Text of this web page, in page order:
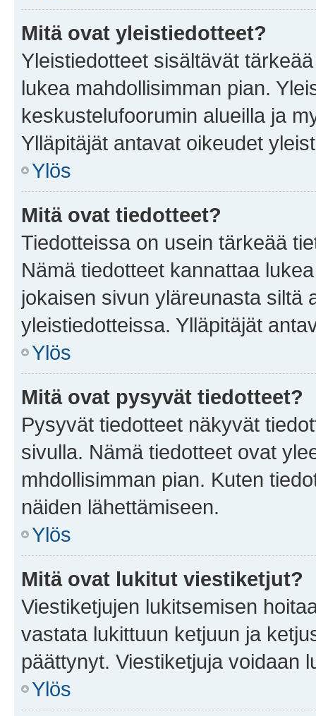
Mitä ovat yleistiedotteet?
Yleistiedotteet sisältävät
lukea mahdollisimman pian.
keskustelufoorumin alueilla ja
Ylläpitäjät antavat oikeudet
Ylös
Mitä ovat tiedotteet?
Tiedotteissa on usein tärkeää
Nämä tiedotteet kannattaa
jokaisen sivun yläreunasta siltä
yleistiedotteissa. Ylläpitäjät
Ylös
Mitä ovat pysyvät tiedotteet?
Pysyvät tiedotteet näkyvät
sivulla. Nämä tiedotteet ovat
mhdollisimman pian. Kuten
näiden lähettämiseen.
Ylös
Mitä ovat lukitut viestiketjut?
Viestiketjujen lukitsemisen
vastata lukittuun ketjuun ja
päättynyt. Viestiketjuja voidaan
Ylös